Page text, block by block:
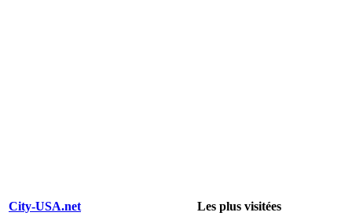
City-USA.net
Les plus visitées